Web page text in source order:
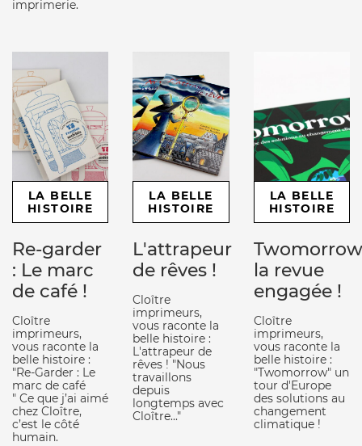
imprimerie.
LA BELLE
HISTOIRE
Re-garder
: Le marc
de café !
Cloître
imprimeurs,
vous raconte la
belle histoire :
"Re-Garder : Le
marc de café
" Ce que j’ai aimé
chez Cloître,
c’est le côté
humain.
LA BELLE
HISTOIRE
L'attrapeur
de rêves !
Cloître
imprimeurs,
vous raconte la
belle histoire :
L'attrapeur de
rêves ! "Nous
travaillons
depuis
longtemps avec
Cloître..."
LA BELLE
HISTOIRE
la revue
engagée !
Cloître
imprimeurs,
vous raconte la
belle histoire :
"Twomorrow" un
tour d'Europe
des solutions au
changement
climatique !